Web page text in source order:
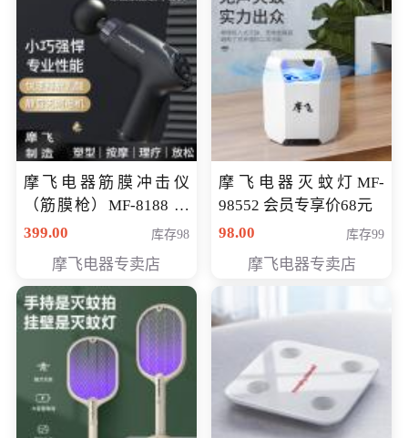
摩飞电器筋膜冲击仪
（筋膜枪）MF-8188 会
员专享价268元
399.00 库存98
摩飞电器专卖店
摩飞电器灭蚊灯MF-
98552 会员专享价68元
98.00
库存99
摩飞电器专卖店